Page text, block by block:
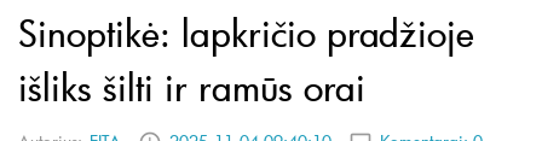
Sinoptikė: lapkričio pradžioje
išliks šilti ir ramūs orai